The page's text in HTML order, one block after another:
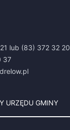
lub (83) 372 32 20
37
URZĘDU GMINY